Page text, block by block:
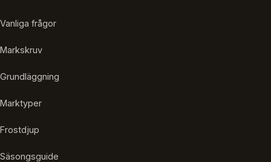
Vanliga frågor
Markskruv
Grundläggning
Marktyper
Frostdjup
Säsongsguide